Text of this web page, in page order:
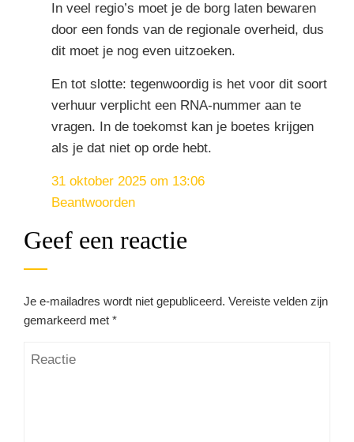
In veel regio’s moet je de borg laten bewaren
door een fonds van de regionale overheid, dus
dit moet je nog even uitzoeken.
En tot slotte: tegenwoordig is het voor dit soort
verhuur verplicht een RNA-nummer aan te
vragen. In de toekomst kan je boetes krijgen
als je dat niet op orde hebt.
31 oktober 2025 om 13:06
Beantwoorden
Geef een reactie
Je e-mailadres wordt niet gepubliceerd. Vereiste velden zijn
gemarkeerd met *